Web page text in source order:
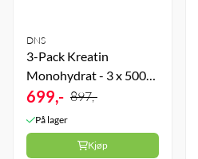
DNS
3-Pack Kreatin
Monohydrat - 3 x 500
gram
699,- 897,-
På lager
Kjøp